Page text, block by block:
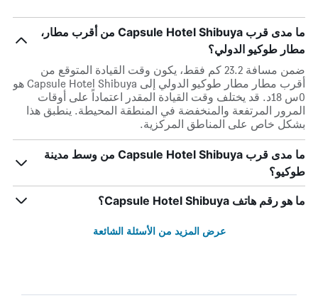
ما مدى قرب Capsule Hotel Shibuya من أقرب مطار،
مطار طوكيو الدولي؟
ضمن مسافة 23.2 كم فقط، يكون وقت القيادة المتوقع من
أقرب مطار مطار طوكيو الدولي إلى Capsule Hotel Shibuya هو
0س 18د. قد يختلف وقت القيادة المقدر اعتماداً على أوقات
المرور المرتفعة والمنخفضة في المنطقة المحيطة. ينطبق هذا
بشكل خاص على المناطق المركزية.
ما مدى قرب Capsule Hotel Shibuya من وسط مدينة
طوكيو؟
ما هو رقم هاتف Capsule Hotel Shibuya؟
عرض المزيد من الأسئلة الشائعة